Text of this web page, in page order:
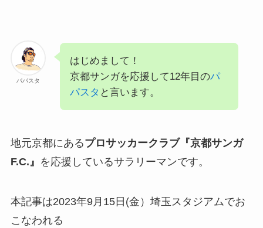
パパスタ
はじめまして！
京都サンガを応援して12年目のパ
パスタ と言います。
地元京都にあるプロサッカークラブ『京都サンガ
F.C.』 を応援しているサラリーマンです。
本記事は2023年9月15日(金）埼玉スタジアムでお
こなわれる